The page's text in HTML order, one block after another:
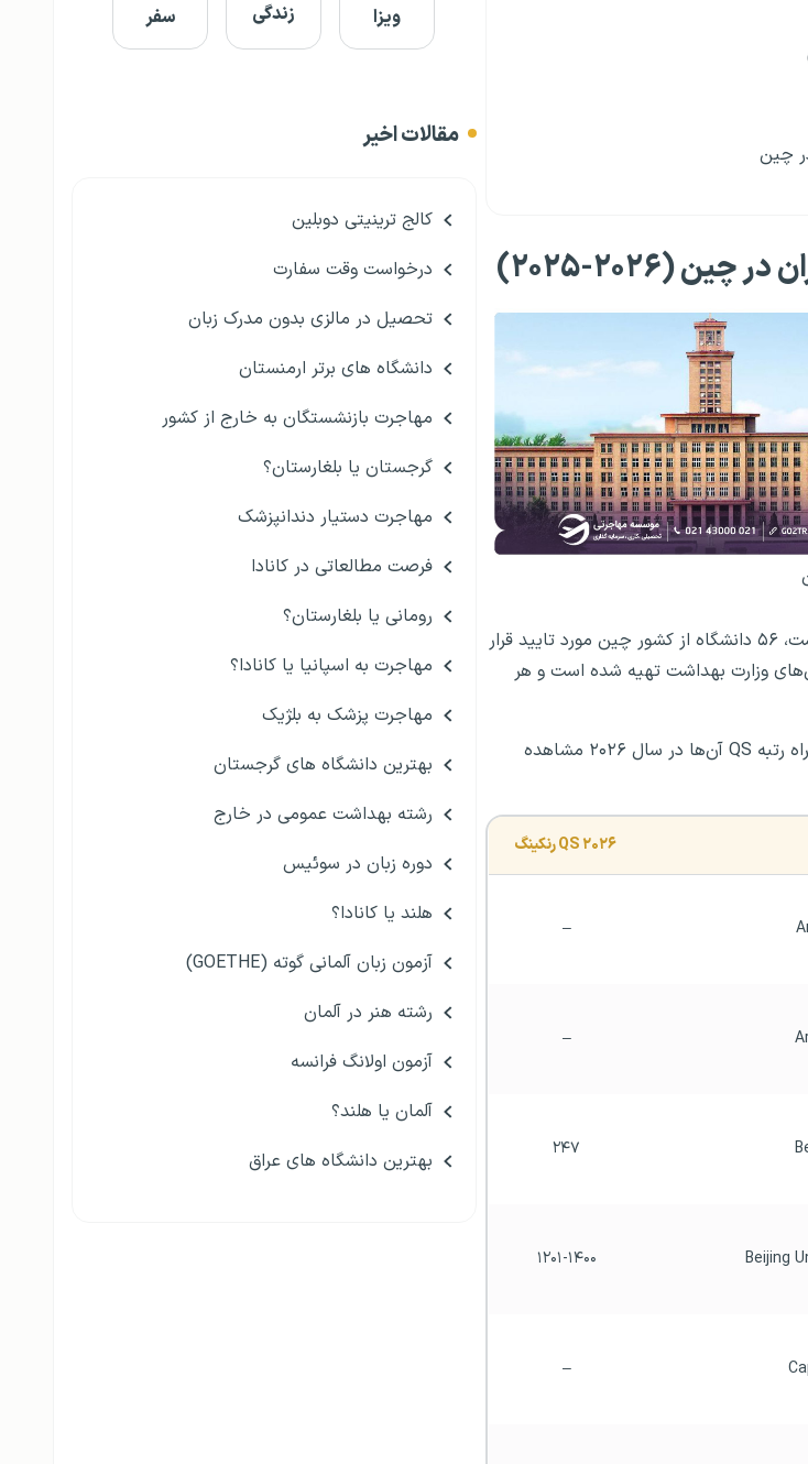
چین
(۲۰۲۶-۲۰۲۵)
در لیست جدیدی که در بهمن ماه ۱۴۰۳، از سوی وزارت بهداشت ایران منتشر شده است، ۵۶ دانشگاه از کشور چین مورد تایید قرار
وزارت بهداشت تهیه شده است و هر
در جدول زیر می‌توانید دانشگاه‌های مورد تایید وزارت بهداشت ایران در چین را به همراه رتبه QS آن‌ها در سال ۲۰۲۶ مشاهده
–
–
۲۴۷
۱۲۰۱-۱۴۰۰
–
ویزا زندگی سفر
مقالات اخیر
کالج ترینیتی دوبلین
درخواست وقت سفارت
تحصیل در مالزی بدون مدرک زبان
دانشگاه های برتر ارمنستان
مهاجرت بازنشستگان به خارج از کشور
گرجستان یا بلغارستان؟
مهاجرت دستیار دندانپزشک
فرصت مطالعاتی در کانادا
رومانی یا بلغارستان؟
مهاجرت به اسپانیا یا کانادا؟
مهاجرت پزشک به بلژیک
بهترین دانشگاه های گرجستان
رشته بهداشت عمومی در خارج
دوره زبان در سوئیس
هلند یا کانادا؟
آزمون زبان آلمانی گوته (GOETHE)
رشته هنر در آلمان
آزمون اولانگ فرانسه
آلمان یا هلند؟
بهترین دانشگاه های عراق